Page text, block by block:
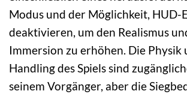
Modus und der Möglichkeit, HUD-
deaktivieren, um den Realismus
Immersion zu erhöhen. Die Physik
Handling des Spiels sind
seinem Vorgänger, aber die